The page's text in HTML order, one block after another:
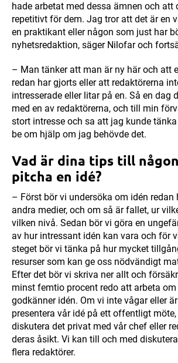
hade arbetat med dessa ämnen och att
repetitivt för dem. Jag tror att det är en
en praktikant eller någon som just har
nyhetsredaktion, säger Nilofar och
– Man tänker att man är ny här och att
redan har gjorts eller att redaktörerna
intresserade eller litar på en. Så en dag
med en av redaktörerna, och till min
stort intresse och sa att jag kunde
be om hjälp om jag behövde det.
Vad är dina tips till
pitcha en idé?
– Först bör vi undersöka om idén redan
andra medier, och om så är fallet, ur
vilken nivå. Sedan bör vi göra en
av hur intressant idén kan vara och för
steget bör vi tänka på hur mycket
resurser som kan ge oss nödvändigt
Efter det bör vi skriva ner allt och
minst femtio procent redo att arbeta om
godkänner idén. Om vi inte vågar eller
presentera vår idé på ett offentligt
diskutera det privat med vår chef eller
deras åsikt. Vi kan till och med
flera redaktörer.